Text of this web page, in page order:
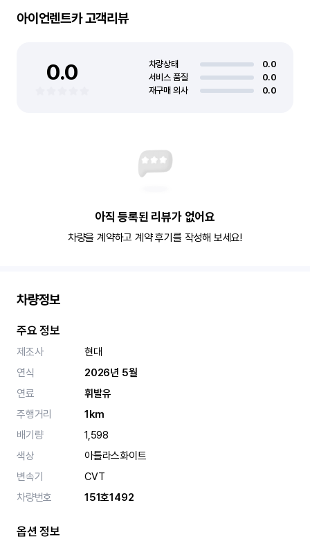
아이언렌트카고객리뷰
0.0 차량상태
0.0
서비스 품질
0.0
재구매 의사
0.0
아직 등록된 리뷰가 없어요
차량을 계약하고 계약 후기를 작성해 보세요!
차량정보
주요 정보
제조사
현대
연식
2026년 5월
연료
휘발유
주행거리
1km
배기량
1,598
색상
아틀라스화이트
변속기
CVT
차량번호
151호1492
옵션 정보